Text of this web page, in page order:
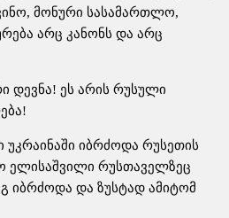
მონური სასამართლო,
არც კანონს და არც
დევნა! ეს არის რუსული
იბრძოდა რუსეთის
ელისაშვილი რუსთაველზეც
იბრძოდა და ზუსტად ამიტომ